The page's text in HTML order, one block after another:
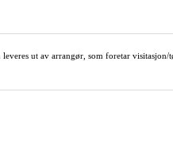
ut av arrangør, som foretar visitasjon/